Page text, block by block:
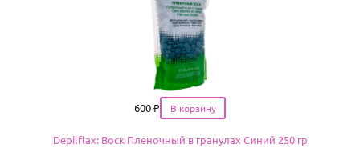
Цена
600 ₽
Depilflax: Воск Пленочный в гранулах Синий 250 гр